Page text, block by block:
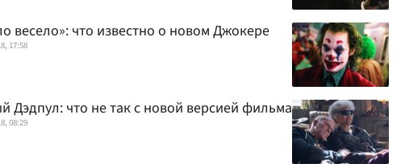
весело»: что известно о новом Джокере
17:58
Дэдпул: что не так с новой версией фильма
08:29